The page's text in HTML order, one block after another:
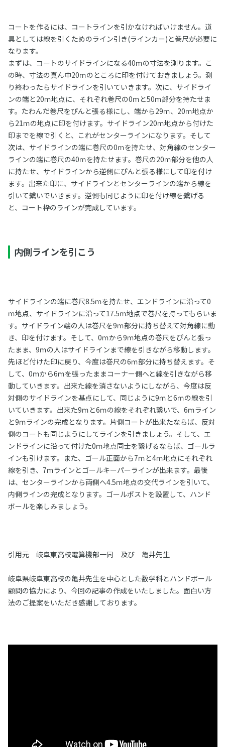
コートを作るには、コートラインを引かなければいけません。道
具としては線を引くためのライン引き(ラインカー)と巻尺が必要に
なります。
まずは、コートのサイドラインになる40ｍの寸法を測ります。こ
の時、寸法の真ん中20ｍのところに印を付けておきましょう。測
り終わったらサイドラインを引いていきます。次に、サイドライ
ンの端と20ｍ地点に、それぞれ巻尺の0ｍと50ｍ部分を持たせま
す。たわんだ巻尺をぴんと張る様にし、端から29ｍ、20ｍ地点か
ら21ｍの地点に印を付けます。サイドライン20ｍ地点から付けた
印までを線で引くと、これがセンターラインになります。そして
次は、サイドラインの端に巻尺の0ｍを持たせ、対角線のセンター
ラインの端に巻尺の40ｍを持たせます。巻尺の20ｍ部分を他の人
に持たせ、サイドラインから逆側にぴんと張る様にして印を付け
ます。出来た印に、サイドラインとセンターラインの端から線を
引いて繋いでいきます。逆側も同じように印を付け線を繋げる
と、コート枠のラインが完成しています。
内側ラインを引こう
サイドラインの端に巻尺8.5ｍを持たせ、エンドラインに沿って0
ｍ地点、サイドラインに沿って17.5ｍ地点で巻尺を持ってもらいま
す。サイドライン端の人は巻尺を9ｍ部分に持ち替えて対角線に動
き、印を付けます。そして、0ｍから9ｍ地点の巻尺をぴんと張っ
たまま、9ｍの人はサイドラインまで線を引きながら移動します。
先ほど付けた印に戻り、今度は巻尺の6ｍ部分に持ち替えます。そ
して、0ｍから6ｍを張ったままコーナー側へと線を引きながら移
動していきます。出来た線を消さないようにしながら、今度は反
対側のサイドラインを基点にして、同じように9ｍと6ｍの線を引
いていきます。出来た9ｍと6ｍの線をそれぞれ繋いで、6ｍライン
と9ｍラインの完成となります。片側コートが出来たならば、反対
側のコートも同じようにしてラインを引きましょう。そして、エ
ンドラインに沿って付けた0ｍ地点同士を繋げるならば、ゴールラ
インも引けます。また、ゴール正面から7ｍと4ｍ地点にそれぞれ
線を引き、7ｍラインとゴールキーパーラインが出来ます。最後
は、センターラインから両側へ4.5ｍ地点の交代ラインを引いて、
内側ラインの完成となります。ゴールポストを設置して、ハンド
ボールを楽しみましょう。
引用元 岐阜東高校電算機部一同 及び 亀井先生
岐阜県岐阜東高校の亀井先生を中心とした数学科とハンドボール
顧問の協力により、今回の記事の作成をいたしました。 面白い方
法のご提案をいただき感謝しております。